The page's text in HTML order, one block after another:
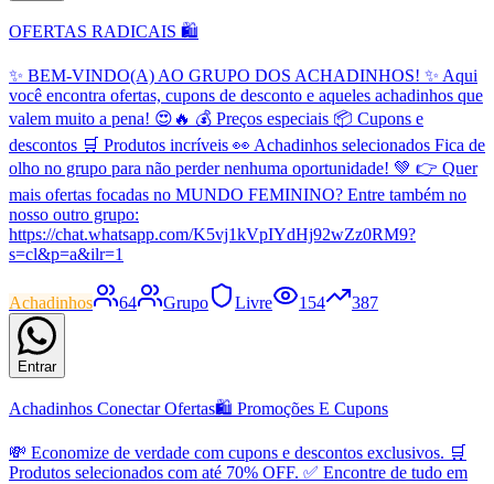
OFERTAS RADICAIS 🛍️
✨ BEM-VINDO(A) AO GRUPO DOS ACHADINHOS! ✨ Aqui
você encontra ofertas, cupons de desconto e aqueles achadinhos que
valem muito a pena! 😍🔥 💰 Preços especiais 📦 Cupons e
descontos 🛒 Produtos incríveis 👀 Achadinhos selecionados Fica de
olho no grupo para não perder nenhuma oportunidade! 💚 👉 Quer
mais ofertas focadas no MUNDO FEMININO? Entre também no
nosso outro grupo:
https://chat.whatsapp.com/K5vj1kVpIYdHj92wZz0RM9?
s=cl&p=a&ilr=1
Achadinhos 64 Grupo Livre 154 387
Entrar
Achadinhos Conectar Ofertas🛍 Promoções E Cupons
💸 Economize de verdade com cupons e descontos exclusivos. 🛒
Produtos selecionados com até 70% OFF. ✅ Encontre de tudo em